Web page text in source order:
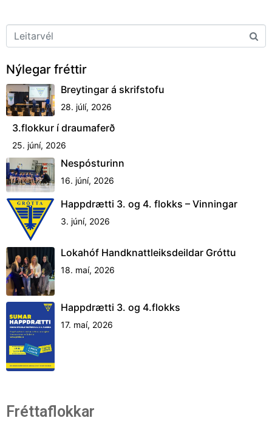
Nýlegar fréttir
Breytingar á skrifstofu
28. júlí, 2026
3.flokkur í draumaferð
25. júní, 2026
Nespósturinn
16. júní, 2026
Happdrætti 3. og 4. flokks – Vinningar
3. júní, 2026
Lokahóf Handknattleiksdeildar Gróttu
18. maí, 2026
Happdrætti 3. og 4.flokks
17. maí, 2026
Fréttaflokkar